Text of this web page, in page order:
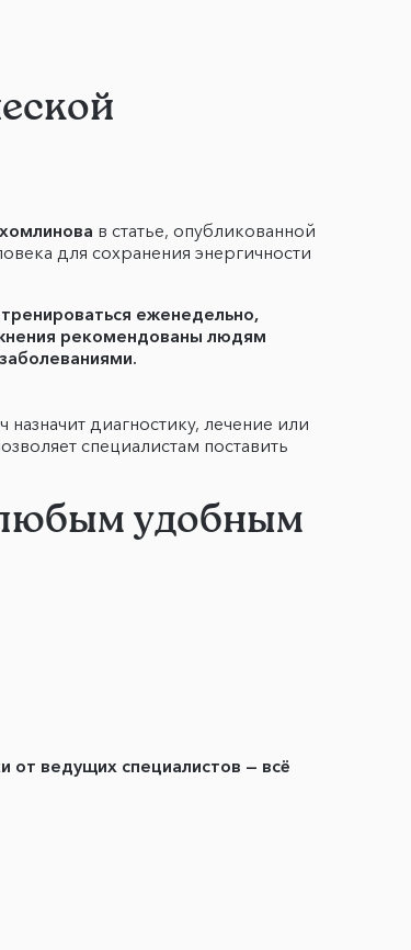
в статье, опубликованной
для сохранения энергичности
еженедельно,
рекомендованы людям
диагностику, лечение или
специалистам поставить
удобным
от ведущих специалистов — всё